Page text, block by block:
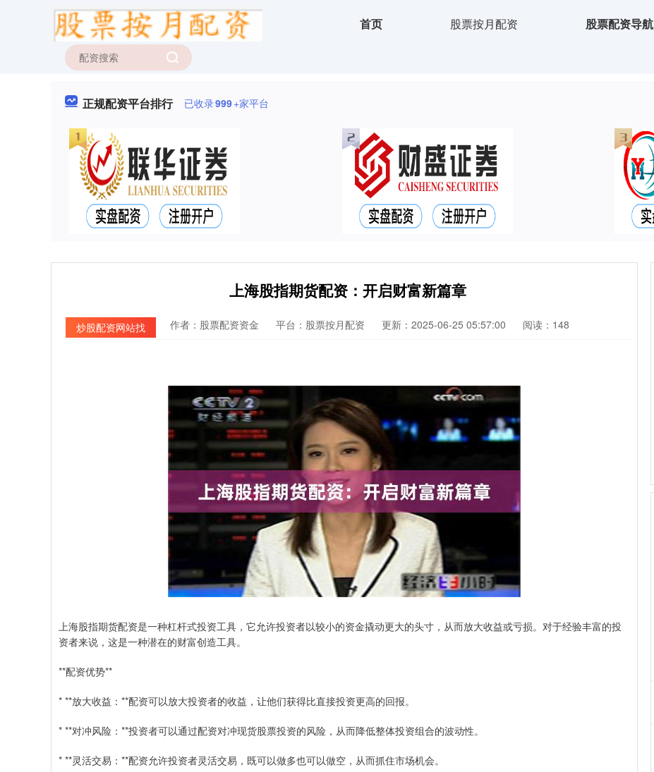
首页 股票按月配资 股票配资导航
正规配资平台排行 已收录999+家平台
上海股指期货配资：开启财富新篇章
炒股配资网站找 作者：股票配资资金 平台：股票按月配资 更新：2025-06-25 05:57:00 阅读：148
上海股指期货配资是一种杠杆式投资工具，它允许投资者以较小的资金撬动更大的头寸，从而放大收益或亏损。对于经验丰富的投
资者来说，这是一种潜在的财富创造工具。
**配资优势**
* **放大收益：**配资可以放大投资者的收益，让他们获得比直接投资更高的回报。
* **对冲风险：**投资者可以通过配资对冲现货股票投资的风险，从而降低整体投资组合的波动性。
* **灵活交易：**配资允许投资者灵活交易，既可以做多也可以做空，从而抓住市场机会。